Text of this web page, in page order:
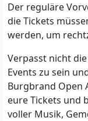
Der reguläre
die Tickets
werden, um
Verpasst nicht
Events zu sein
Burgbrand Open
eure Tickets und
voller Musik,